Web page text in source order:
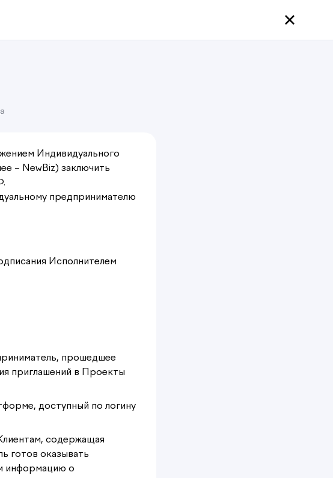
Индивидуального
– NewBiz) заключить
предпринимателю
Исполнителем
прошедшее
приглашений в Проекты
доступный по логину
содержащая
готов оказывать
информацию о